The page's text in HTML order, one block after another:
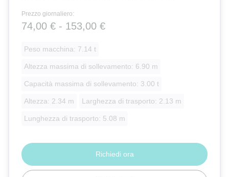
Prezzo giornaliero:
74,00 € - 153,00 €
Peso macchina: 7.14 t
Altezza massima di sollevamento: 6.90 m
Capacità massima di sollevamento: 3.00 t
Altezza: 2.34 m Larghezza di trasporto: 2.13 m
Lunghezza di trasporto: 5.08 m
Richiedi ora